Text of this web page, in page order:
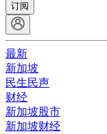
订阅
最新
新加坡
民生民声
财经
新加坡股市
新加坡财经